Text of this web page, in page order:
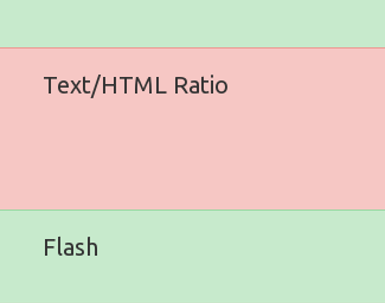
Text/HTML Ratio
Flash